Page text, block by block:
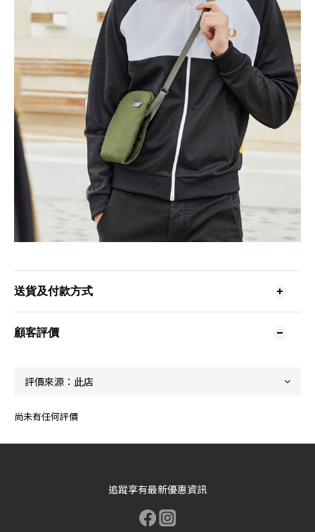
送貨及付款方式
顧客評價
尚未有任何評價
追蹤享有最新優惠資訊